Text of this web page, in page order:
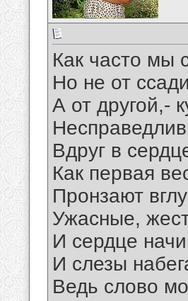
Как часто мы
Но не от
А от другой,-
Вдруг в
Как первая
Пронзают
Ужасные,
И сердце
И слезы
Ведь слово